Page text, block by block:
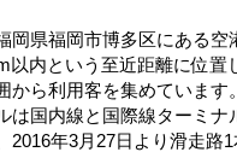
岡県福岡市博多区にある空
以内という至近距離に位
から利用客を集めています。
は国内線と国際線ターミ
2016年3月27日より滑走